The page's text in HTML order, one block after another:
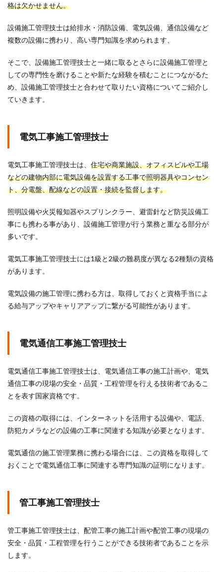
格は欠かせません。
設備施工管理技士は給排水・消防設備、電気設備、通信設備など
複数の設備に携わり、高い専門知識を求められます、
そこで、設備施工管理技士と一緒に取るとさらに設備施工管理と
しての専門性を磨けることや新たな経験を積むことにつながるた
め、設備施工管理技士と合わせて取りたい資格についてご紹介し
ていきます。
電気工事施工管理技士
電気工事施工管理技士は、 住宅や商業施設、オフィスビルや工場
などの建物内部に電気設備を設置する工事で照明器具やコンセン
ト、分電盤、配線などの設置・接続を監督します。
照明設備や火災報知器やスプリンクラー、避雷針など防災設備工
事にも携わる事があり、設備施工管理が行う業務と重なる部分が
多いです。
電気工事施工管理技士には1級と2級の難易度が異なる2種類の資格
があります。
電気設備の施工管理に携わる方は、取得しておくと資格手当によ
る給与アップやキャリアアップに繋がる可能性があります。
電気通信工事施工管理技士
電気通信工事施工管理技士は、電気通信工事の施工計画や、電気
通信工事の現場の安全・品質・工程管理を行える技術者であるこ
とを表す国家資格です。
この資格の取得には、インターネットを活用する設備や、電話、
防犯カメラなどの設備の工事に関連する知識が必要となります。
電気通信の施工管理業務に携わる場合には、この資格を取得して
おくことで電気通信工事に関連する専門知識の証明になります。
管工事施工管理技士
管工事施工管理技士は、配管工事の施工計画や配管工事の現場の
安全・品質・工程管理を行うことができる技術者であることを示
します。